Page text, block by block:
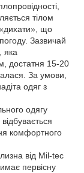
тілом
«дихати», що
Зазвичай
яка
достатня 15-20
За умови,
одяг з
одягу
комфортного
від Mil-tec
первісну